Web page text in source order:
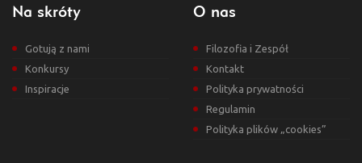
Na skróty
Gotują z nami
Konkursy
Inspiracje
O nas
Filozofia i Zespół
Kontakt
Polityka prywatności
Regulamin
Polityka plików „cookies”